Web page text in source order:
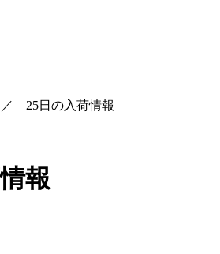
25日の入荷情報
報